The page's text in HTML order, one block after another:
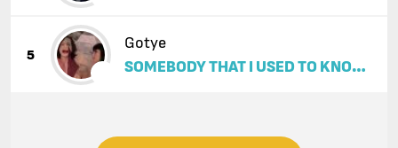
5
Gotye
SOMEBODY THAT I USED TO KNOW